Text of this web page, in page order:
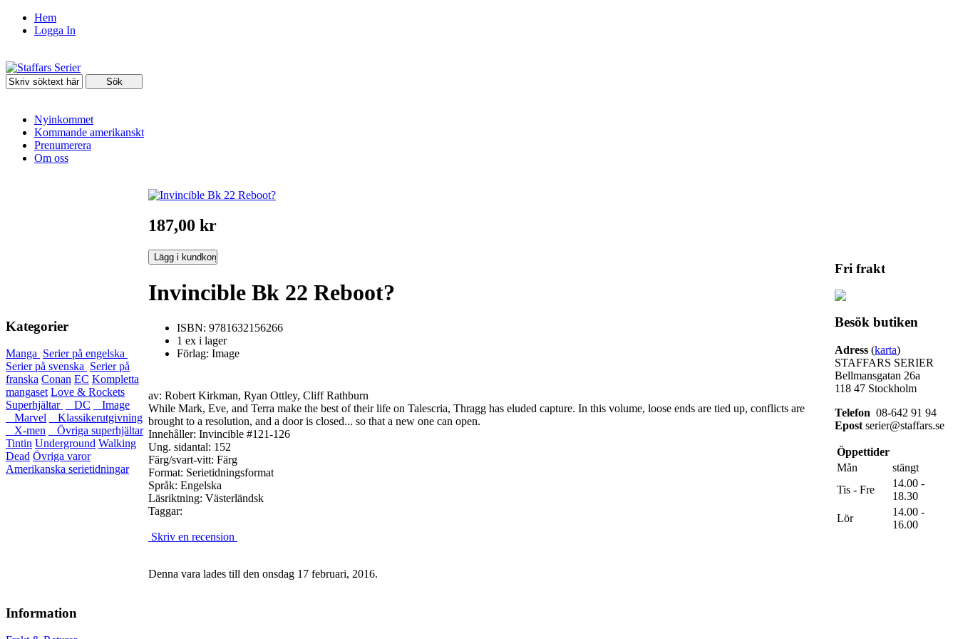
Hem
Logga In
Nyinkommet
Kommande amerikanskt
Prenumerera
Om oss
Kategorier
Manga Serier på engelska
Serier på svenska Serier på
franska Conan EC Kompletta
mangaset Love & Rockets
Superhjältar
DC
Image
Marvel
Klassikerutgivning
X-men
Övriga superhjältar
Tintin Underground Walking
Dead Övriga varor
Amerikanska serietidningar
187,00 kr
Invincible Bk 22 Reboot?
ISBN: 9781632156266
1 ex i lager
Förlag: Image
av: Robert Kirkman, Ryan Ottley, Cliff Rathburn
While Mark, Eve, and Terra make the best of their life on Talescria, Thragg has eluded capture. In this volume, loose ends are tied up, conflicts are
brought to a resolution, and a door is closed... so that a new one can open.
Innehåller: Invincible #121-126
Ung. sidantal: 152
Färg/svart-vitt: Färg
Format: Serietidningsformat
Språk: Engelska
Läsriktning: Västerländsk
Taggar:
Skriv en recension
Denna vara lades till den onsdag 17 februari, 2016.
Fri frakt
Besök butiken
Adress (karta)
STAFFARS SERIER
Bellmansgatan 26a
118 47 Stockholm
Telefon 08-642 91 94
Epost serier@staffars.se
Öppettider
Mån
stängt
Tis - Fre
14.00 -
18.30
Lör
14.00 -
16.00
Information